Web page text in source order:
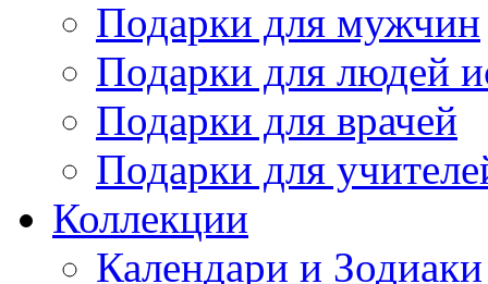
Подарки для мужчин
Подарки для людей
Подарки для врачей
Подарки для
Коллекции
Календари и Зодиаки